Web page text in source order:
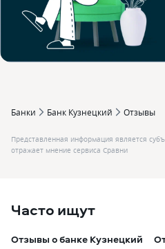
Банки Банк Кузнецкий Отзывы
Представленная информация является
отражает мнение сервиса Сравни
Часто ищут
Отзывы о банке Кузнецкий